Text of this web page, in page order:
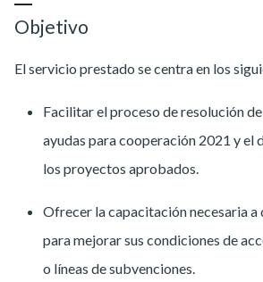
Objetivo
El servicio prestado se centra en los
Facilitar el proceso de resolución
ayudas para cooperación 2021 y el
los proyectos aprobados.
Ofrecer la capacitación necesaria
para mejorar sus condiciones de
o líneas de subvenciones.